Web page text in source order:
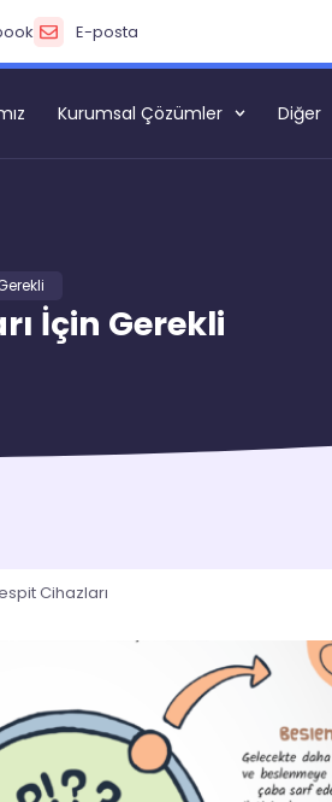
E-posta
Kurumsal Çözümler Diğer
İçin Gerekli
Cihazları